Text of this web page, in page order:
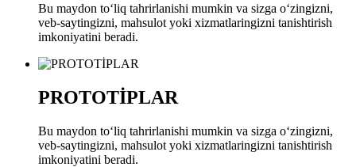
Bu maydon toʻliq tahrirlanishi mumkin va sizga oʻzingizni,
veb-saytingizni, mahsulot yoki xizmatlaringizni tanishtirish
imkoniyatini beradi.
PROTOTİPLAR
Bu maydon toʻliq tahrirlanishi mumkin va sizga oʻzingizni,
veb-saytingizni, mahsulot yoki xizmatlaringizni tanishtirish
imkoniyatini beradi.